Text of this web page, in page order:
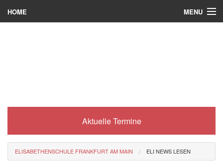
HOME MENU
Eli-Portal
Aktuelle Termine
ELISABETHENSCHULE FRANKFURT AM MAIN ELI NEWS LESEN